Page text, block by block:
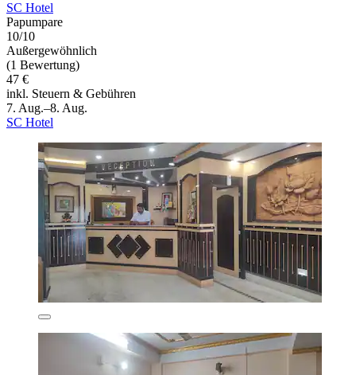
SC Hotel
Papumpare
10/10
Außergewöhnlich
(1 Bewertung)
47 €
inkl. Steuern & Gebühren
7. Aug.–8. Aug.
SC Hotel